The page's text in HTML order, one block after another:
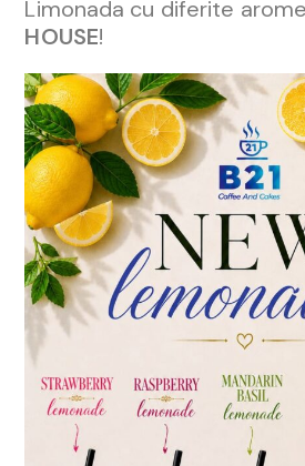
Limonada cu diferite
HOUSE!